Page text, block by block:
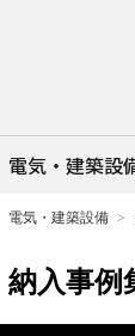
電気・建築設
電気・建築設備
納入事例